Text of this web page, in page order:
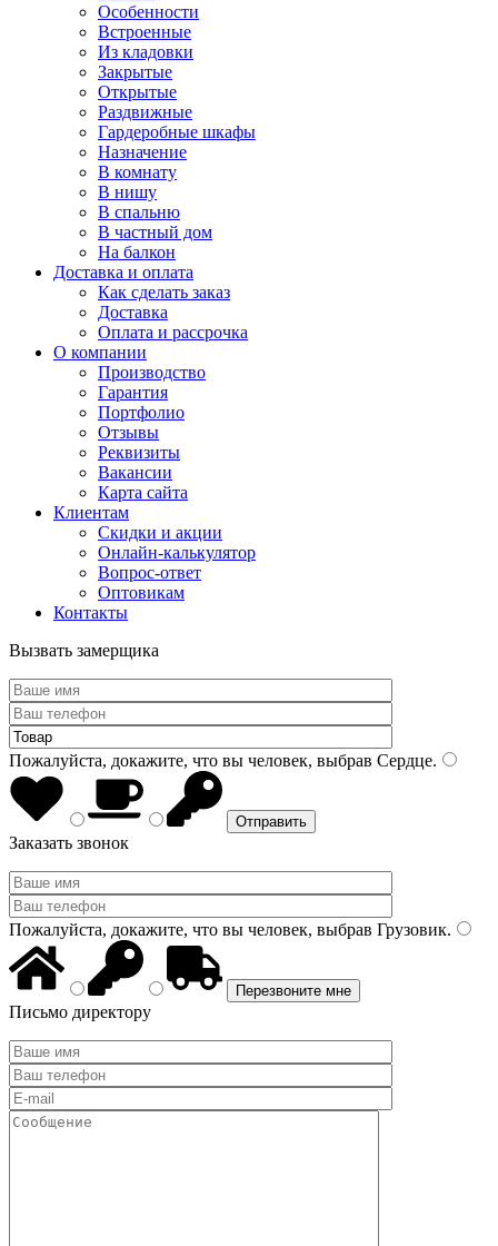
Особенности
Встроенные
Из кладовки
Закрытые
Открытые
Раздвижные
Гардеробные шкафы
Назначение
В комнату
В нишу
В спальню
В частный дом
На балкон
Доставка и оплата
Как сделать заказ
Доставка
Оплата и рассрочка
О компании
Производство
Гарантия
Портфолио
Отзывы
Реквизиты
Вакансии
Карта сайта
Клиентам
Скидки и акции
Онлайн-калькулятор
Вопрос-ответ
Оптовикам
Контакты
Вызвать замерщика
Пожалуйста, докажите, что вы человек, выбрав Сердце.
Заказать звонок
Пожалуйста, докажите, что вы человек, выбрав Грузовик.
Письмо директору